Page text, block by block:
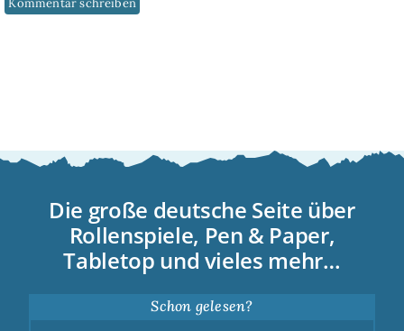
Die große deutsche Seite über
Rollenspiele, Pen & Paper,
Tabletop und vieles mehr…
Schon gelesen?